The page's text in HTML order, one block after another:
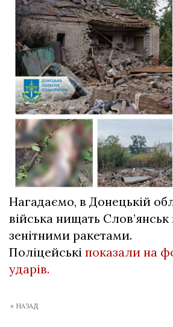
Нагадаємо, в Донецькій
війська нищать
зенітними ракетами.
Поліцейські показали на
ударів.
« НАЗАД